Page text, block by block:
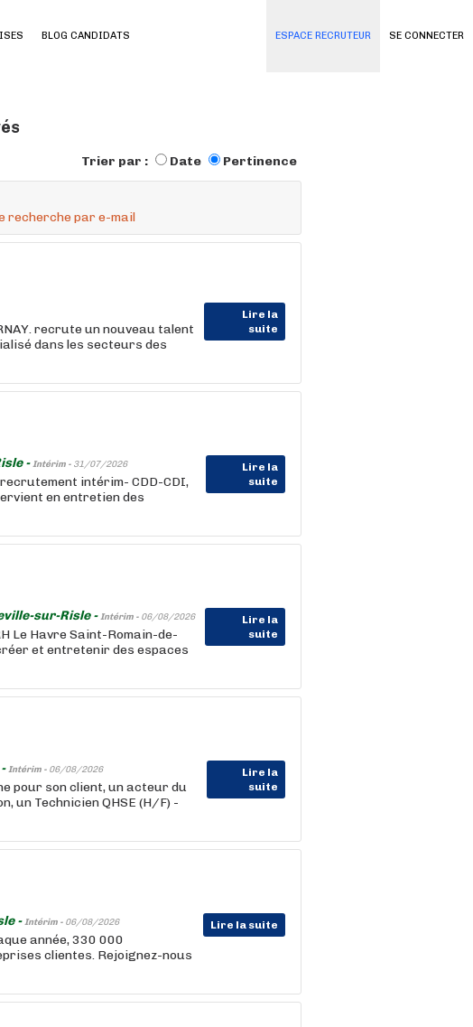
SE CONNECTER
BLOG CANDIDATS ESPACE RECRUTEUR
Trier par : Date Pertinence
recherche par e-mail
Lire la
suite
recrute un nouveau talent
dans les secteurs des
-Intérim - 31/07/2026
Lire la
suite
intérim- CDD-CDI,
en entretien des
sur-Risle -Intérim - 06/08/2026
Lire la
suite
Le Havre Saint-Romain-de-
et entretenir des espaces
Intérim - 06/08/2026
Lire la
suite
pour son client, un acteur du
Technicien QHSE (H/F) -
-Intérim - 06/08/2026 Lire la suite
année, 330 000
clientes. Rejoignez-nous